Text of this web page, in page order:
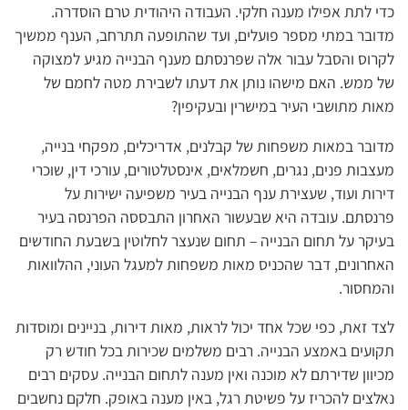
כדי לתת אפילו מענה חלקי. העבודה היהודית טרם הוסדרה.
מדובר במתי מספר פועלים, ועד שהתופעה תתרחב, הענף ממשיך
לקרוס והסבל עבור אלה שפרנסתם מענף הבנייה מגיע למצוקה
של ממש. האם מישהו נותן את דעתו לשבירת מטה לחמם של
מאות מתושבי העיר במישרין ובעקיפין?
מדובר במאות משפחות של קבלנים, אדריכלים, מפקחי בנייה,
מעצבות פנים, נגרים, חשמלאים, אינסטלטורים, עורכי דין, שוכרי
דירות ועוד, שעצירת ענף הבנייה בעיר משפיעה ישירות על
פרנסתם. עובדה היא שבעשור האחרון התבססה הפרנסה בעיר
בעיקר על תחום הבנייה – תחום שנעצר לחלוטין בשבעת החודשים
האחרונים, דבר שהכניס מאות משפחות למעגל העוני, ההלוואות
והמחסור.
לצד זאת, כפי שכל אחד יכול לראות, מאות דירות, בניינים ומוסדות
תקועים באמצע הבנייה. רבים משלמים שכירות בכל חודש רק
מכיוון שדירתם לא מוכנה ואין מענה לתחום הבנייה. עסקים רבים
נאלצים להכריז על פשיטת רגל, באין מענה באופק. חלקם נחשבים